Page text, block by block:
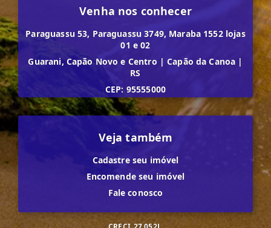
Venha nos conhecer
Paraguassu 53, Paraguassu 3749, Maraba 1552 lojas
01 e 02
Guarani, Capão Novo e Centro | Capão da Canoa |
RS
CEP: 95555000
Veja também
Cadastre seu imóvel
Encomende seu imóvel
Fale conosco